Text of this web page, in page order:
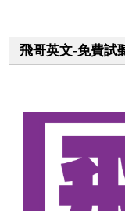
飛哥英文-免費試